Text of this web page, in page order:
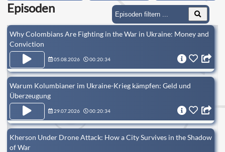
Episoden
Why Colombians Are Fighting in the War in Ukraine: Money and
Conviction
05.08.2026 00:20:34
Warum Kolumbianer im Ukraine-Krieg kämpfen: Geld und
Überzeugung
29.07.2026 00:20:34
Kherson Under Drone Attack: How a City Survives in the Shadow
of War